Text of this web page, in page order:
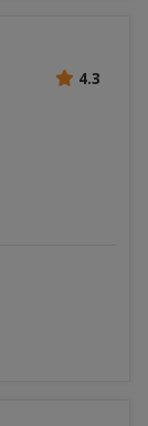
4.3